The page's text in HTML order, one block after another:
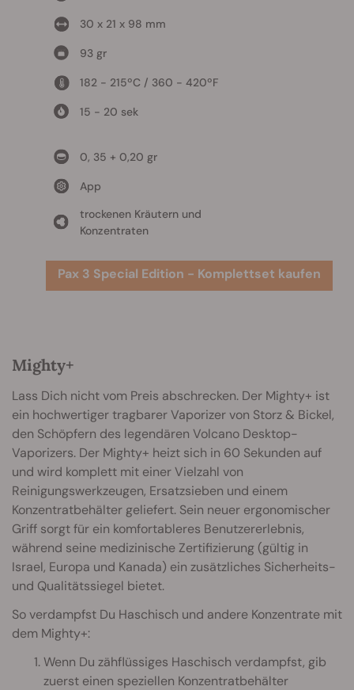
30 x 21 x 98 mm
93 gr
182 - 215ºC / 360 - 420ºF
15 - 20 sek
0, 35 + 0,20 gr
App
trockenen Kräutern und
Konzentraten
Pax 3 Special Edition - Komplettset kaufen
Mighty+
Lass Dich nicht vom Preis abschrecken. Der Mighty+ ist
ein hochwertiger tragbarer Vaporizer von Storz & Bickel,
den Schöpfern des legendären Volcano Desktop-
Vaporizers. Der Mighty+ heizt sich in 60 Sekunden auf
und wird komplett mit einer Vielzahl von
Reinigungswerkzeugen, Ersatzsieben und einem
Konzentratbehälter geliefert. Sein neuer ergonomischer
Griff sorgt für ein komfortableres Benutzererlebnis,
während seine medizinische Zertifizierung (gültig in
Israel, Europa und Kanada) ein zusätzliches Sicherheits-
und Qualitätssiegel bietet.
So verdampfst Du Haschisch und andere Konzentrate mit
dem Mighty+:
Wenn Du zähflüssiges Haschisch verdampfst, gib
zuerst einen speziellen Konzentratbehälter